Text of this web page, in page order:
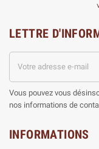
LETTRE
Vous pouvez vous
nos informations de
INFORMATIONS